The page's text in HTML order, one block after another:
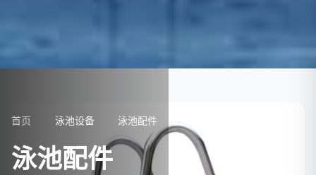
首页 泳池设备 泳池配件
泳池配件